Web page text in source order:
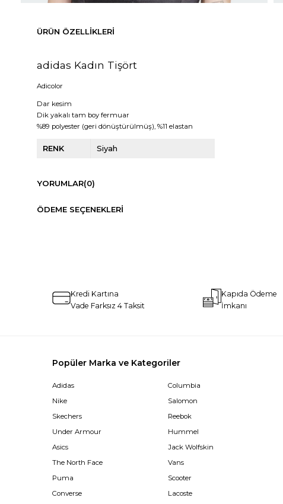
ÜRÜN ÖZELLIKLERI
adidas Kadın Tişört
Adicolor
Dar kesim
Dik yakalı tam boy fermuar
%89 polyester (geri dönüştürülmüş), %11 elastan
RENK Siyah
YORUMLAR(0)
ÖDEME SEÇENEKLERI
Kredi Kartına
Vade Farksız 4 Taksit
Kapıda Ödeme
İmkanı
Popüler Marka ve Kategoriler
Adidas
Nike
Skechers
Under Armour
Asics
The North Face
Puma
Converse
Columbia
Salomon
Reebok
Hummel
Jack Wolfskin
Vans
Scooter
Lacoste